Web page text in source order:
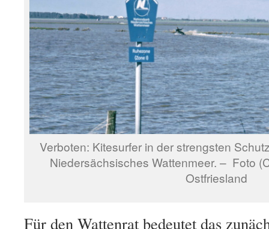
Verboten: Kitesurfer in der strengsten
Niedersächsisches Wattenmeer. – Foto
Ostfriesland
Für den Wattenrat bedeutet das